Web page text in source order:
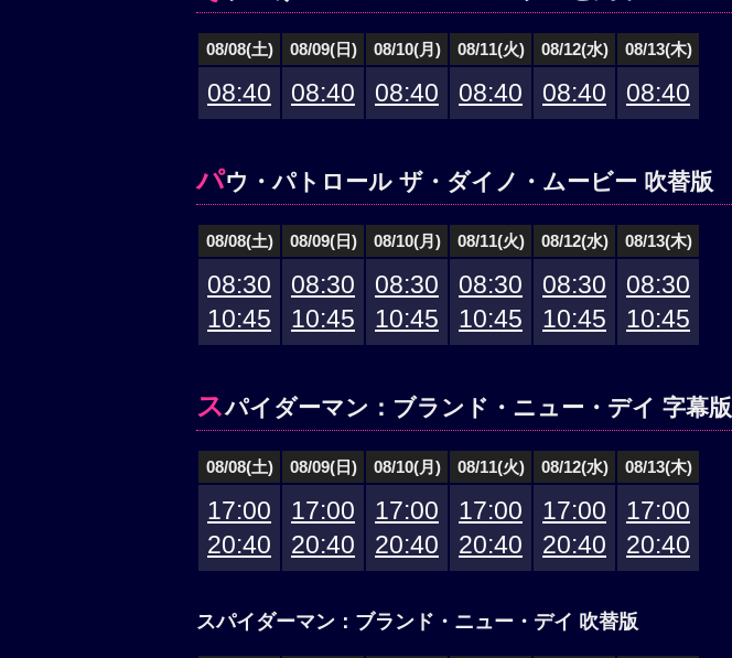
08/08(土) 08/09(日) 08/10(月) 08/11(火) 08/12(水) 08/13(木)
08:40 08:40 08:40 08:40 08:40 08:40
パウ・パトロール ザ・ダイノ・ムービー 吹替版
08/08(土) 08/09(日) 08/10(月) 08/11(火) 08/12(水) 08/13(木)
08:30
10:45
08:30
10:45
08:30
10:45
08:30
10:45
08:30
10:45
08:30
10:45
スパイダーマン：ブランド・ニュー・デイ 字幕版
08/08(土) 08/09(日) 08/10(月) 08/11(火) 08/12(水) 08/13(木)
17:00
20:40
17:00
20:40
17:00
20:40
17:00
20:40
17:00
20:40
17:00
20:40
スパイダーマン：ブランド・ニュー・デイ 吹替版